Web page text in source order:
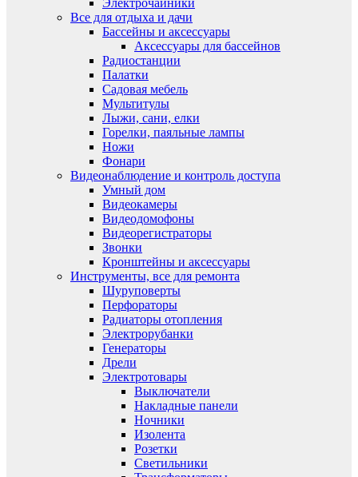
Электрочайники
Все для отдыха и дачи
Бассейны и аксессуары
Аксессуары для бассейнов
Радиостанции
Палатки
Садовая мебель
Мультитулы
Лыжи, сани, елки
Горелки, паяльные лампы
Ножи
Фонари
Видеонаблюдение и контроль доступа
Умный дом
Видеокамеры
Видеодомофоны
Видеорегистраторы
Звонки
Кронштейны и аксессуары
Инструменты, все для ремонта
Шуруповерты
Перфораторы
Радиаторы отопления
Электрорубанки
Генераторы
Дрели
Электротовары
Выключатели
Накладные панели
Ночники
Изолента
Розетки
Светильники